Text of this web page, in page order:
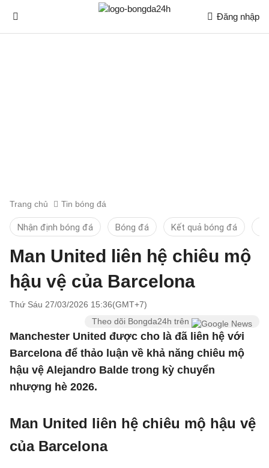
Đăng nhập
Trang chủ Tin bóng đá
Nhận định bóng đá Bóng đá Kết quả bóng đá
Man United liên hệ chiêu mộ
hậu vệ của Barcelona
Thứ Sáu 27/03/2026 15:36(GMT+7)
Theo dõi Bongda24h trên
Manchester United được cho là đã liên hệ với
Barcelona để thảo luận về khả năng chiêu mộ
hậu vệ Alejandro Balde trong kỳ chuyển
nhượng hè 2026.
Man United liên hệ chiêu mộ hậu vệ
của Barcelona